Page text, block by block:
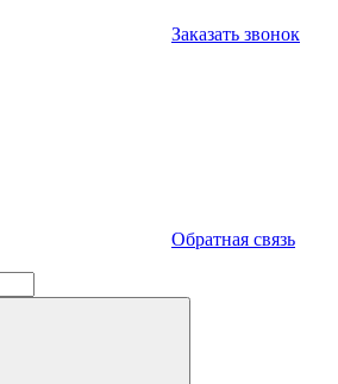
Заказать звонок
Обратная связь